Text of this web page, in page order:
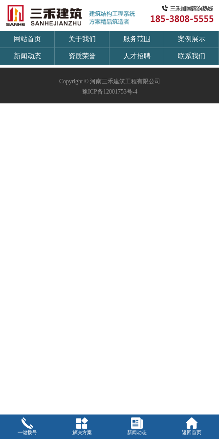
网站首页 关于我们 服务范围 案例展示
新闻动态 资质荣誉 人才招聘 联系我们
Copyright © 河南三禾建筑工程有限公司
豫ICP备12001753号-4
一键拨号 解决方案 新闻动态 返回首页